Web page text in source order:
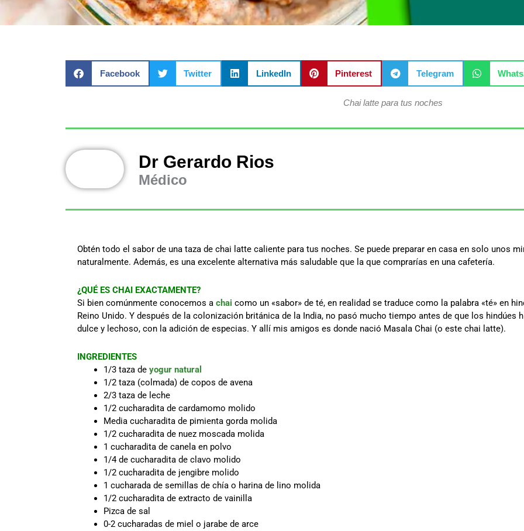
Facebook Twitter LinkedIn Pinterest Telegram
Chai latte para tus noches
Dr Gerardo Rios
Médico
Obtén todo el sabor de una taza de chai latte caliente para tus noches. Se puede preparar en casa en solo unos
naturalmente. Además, es una excelente alternativa más saludable que la que comprarías en una cafetería.
¿QUÉ ES CHAI EXACTAMENTE?
Si bien comúnmente conocemos a chai como un «sabor» de té, en realidad se traduce como la palabra «té» en
Reino Unido. Y después de la colonización británica de la India, no pasó mucho tiempo antes de que los hindúes
dulce y lechoso, con la adición de especias. Y allí mis amigos es donde nació Masala Chai (o este chai latte).
INGREDIENTES
1/3 taza de yogur natural
1/2 taza (colmada) de copos de avena
2/3 taza de leche
1/2 cucharadita de cardamomo molido
Media cucharadita de pimienta gorda molida
1/2 cucharadita de nuez moscada molida
1 cucharadita de canela en polvo
1/4 de cucharadita de clavo molido
1/2 cucharadita de jengibre molido
1 cucharada de semillas de chía o harina de lino molida
1/2 cucharadita de extracto de vainilla
Pizca de sal
0-2 cucharadas de miel o jarabe de arce